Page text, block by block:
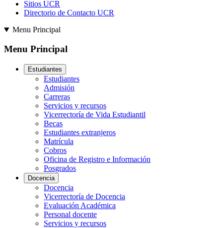
Sitios UCR
Directorio de Contacto UCR
Menu Principal
Menu Principal
Estudiantes
Estudiantes
Admisión
Carreras
Servicios y recursos
Vicerrectoría de Vida Estudiantil
Becas
Estudiantes extranjeros
Matrícula
Cobros
Oficina de Registro e Información
Posgrados
Docencia
Docencia
Vicerrectoría de Docencia
Evaluación Académica
Personal docente
Servicios y recursos